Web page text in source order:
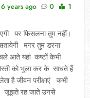
6 years ago 0
1
पर फिसलना तुम नहीं।
मगर तुम डरना
आते यहां कष्टों केभी
को भुला कर के साधते हैं
है जीवन परीक्षाएं कभी
जूझते रह जाते उनसे